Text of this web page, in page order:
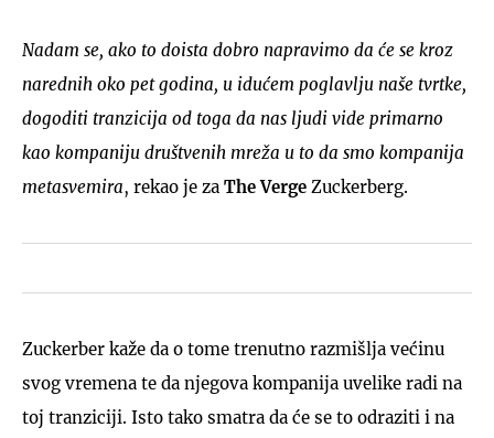
Nadam se, ako to doista dobro napravimo da će se kroz
narednih oko pet godina, u idućem poglavlju naše tvrtke,
dogoditi tranzicija od toga da nas ljudi vide primarno
kao kompaniju društvenih mreža u to da smo kompanija
metasvemira, rekao je za The Verge Zuckerberg.
Zuckerber kaže da o tome trenutno razmišlja većinu
svog vremena te da njegova kompanija uvelike radi na
toj tranziciji. Isto tako smatra da će se to odraziti i na